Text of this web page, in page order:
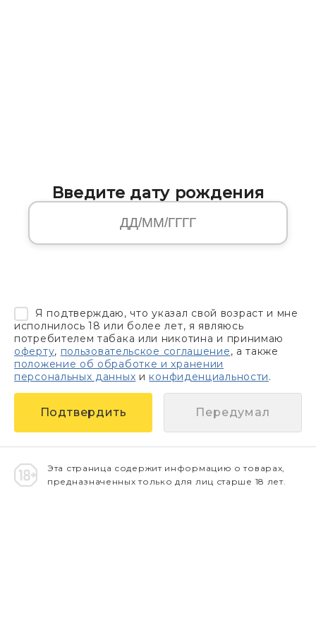
Введите дату рождения
Я подтверждаю, что указал свой возраст и мне
исполнилось 18 или более лет, я являюсь
потребителем табака или никотина и принимаю
оферту, пользовательское соглашение, а также
положение об обработке и хранении
персональных данных и конфиденциальности.
Передумал
Эта страница содержит информацию о товарах,
предназначенных только для лиц старше 18 лет.